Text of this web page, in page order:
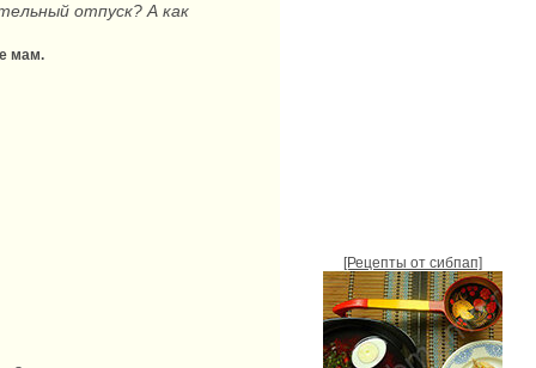
отпуск? А как
мам.
[Рецепты от сибпап]